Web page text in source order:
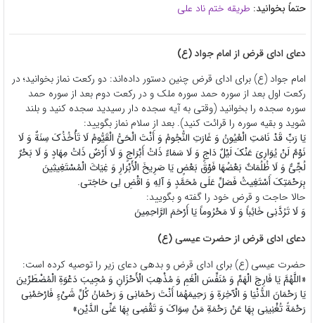
حتماً بخوانید: طریقه ختم ناد علی
دعای ادای قرض از امام جواد (ع)
امام جواد (ع) برای ادای قرض چنین دستور داده‌اند: دو رکعت نماز بخوانید؛ در
رکعت اول بعد از سوره حمد سوره ملک و در رکعت دوم بعد از سوره حمد
سوره سجده را بخوانید (وقتی به آیه سجده دار رسیدید سجده کنید و بلند
شوید و بقیه سوره را قرائت کنید). بعد از سلام نماز بگویید:
یَا رَبِّ قَدْ نَامَتِ الْعُیُونُ وَ غَارَتِ النُّجُومُ وَ أَنْتَ الْحَیُّ الْقَیُّومُ لَا تَأْخُذُکَ سِنَةٌ وَ لَا
نَوْمٌ لَنْ یُوَارِیَ عَنْکَ لَیْلٌ دَاجٍ وَ لَا سَمَاءٌ ذَاتُ أَبْرَاجٍ وَ لَا أَرْضٌ ذَاتُ مِهَادٍ وَ لَا بَحْرٌ
لُجِّیٌّ وَ لَا ظُلُمَاتٌ بَعْضُهَا فَوْقَ بَعْضٍ یَا صَرِیخَ الْأَبْرَارِ وَ غِیَاثَ الْمُسْتَغِیثِینَ
بِرَحْمَتِکَ أَسْتَغِیثُ فَصَلِّ عَلَى مُحَمَّدٍ وَ آلِهِ وَ اقْضِ لِی حَاجَتی.
حالا حاجت و قرض خود را گفته و بگویید:
وَ لَا تَرُدَّنِی خَائِباً وَ لَا مَحْرُوماً یَا أَرْحَمَ الرَّاحِمِینَ
دعای ادای قرض از حضرت عیسی (ع)
حضرت عیسی (ع) برای ادای قرض و بدهی دعای زیر را توصیه کرده است:
«اللَّهُمَّ یَا فَارِجَ الْهَمِّ وَ مُنَفِّسَ‏ الْغَمِ‏ وَ مُذْهِبَ‏ الْأَحْزَانِ‏ وَ مُجِیبَ دَعْوَةِ الْمُضْطَرِّینَ
یَا رَحْمَانَ الدُّنْیَا وَ الْآخِرَةِ وَ رَحِیمَهُمَا أَنْتَ رَحْمَانِی وَ رَحْمَانُ کُلِّ شَیْ‏ءٍ فَارْحَمْنِی
رَحْمَةً تُغْنِینِی بِهَا عَنْ رَحْمَةِ مَنْ سِوَاکَ وَ تَقْضِی بِهَا عَنِّی الدَّیْن»